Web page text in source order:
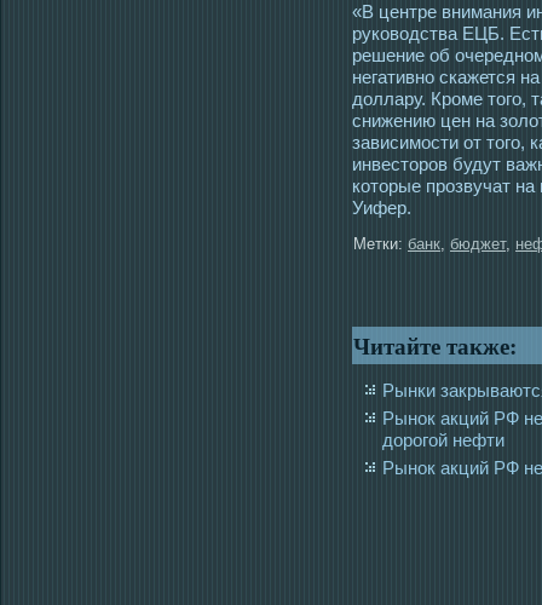
«В центре внимания
руководства ЕЦБ.
решение об
негативно скажется
доллару. Кроме того,
снижению цен на
зависимости от
инвесторов будут
которые прозвучат
Уифер.
Метки: банк, бюджет,
Читайте также:
Рынки
Рынок акций РФ
дорогой нефти
Рынок акций РФ